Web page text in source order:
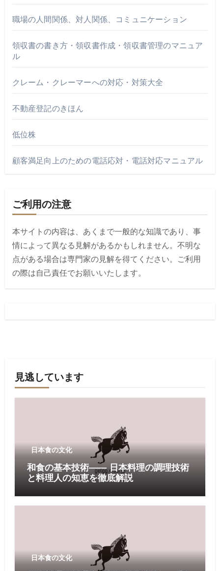
職場の人間関係、対人関係、コミュニケーション
領収書の書き方・領収書作成・領収書管理のマニュア
ル
クレーム・クレーマーへの対応・対策大全
不動産登記のきほん
低位株
顧客満足向上のための電話応対・電話対応マニュアル
ご利用の注意
本サイトの内容は、あくまで一般的な知識であり、事
情によって異なる見解があるかもしれません。不明な
点がある場合は専門家の見解を得てください。ご利用
の際は自己責任でお願いいたします。
見逃しています
日本食の文化
和食の基本技術―― 日本料理の調理技術
と料理人の知恵を徹底解説
日本食の文化